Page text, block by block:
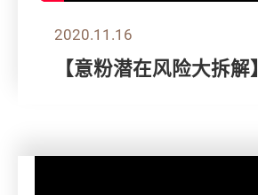
2020.11.16
【意粉潜在风险大拆解】